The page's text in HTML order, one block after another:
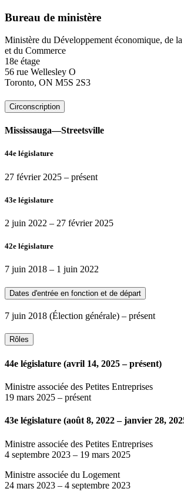
Bureau de ministère
Ministère du Développement économique, de
et du Commerce
18e étage
56 rue Wellesley O
Toronto, ON M5S 2S3
Circonscription
Mississauga—Streetsville
44e législature
27 février 2025 – présent
43e législature
2 juin 2022 – 27 février 2025
42e législature
7 juin 2018 – 1 juin 2022
Dates d'entrée en fonction et de départ
7 juin 2018 (Élection générale) – présent
Rôles
44e législature (avril 14, 2025 – présent)
Ministre associée des Petites Entreprises
19 mars 2025 – présent
43e législature (août 8, 2022 – janvier 28,
Ministre associée des Petites Entreprises
4 septembre 2023 – 19 mars 2025
Ministre associée du Logement
24 mars 2023 – 4 septembre 2023